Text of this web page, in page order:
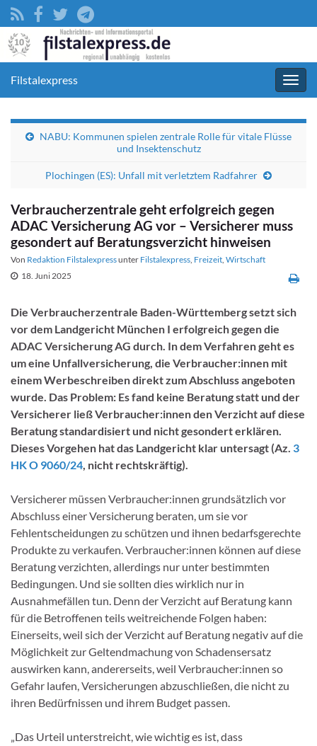
Filstalexpress
NABU: Kommunen spielen zentrale Rolle für vitale Flüsse
und Insektenschutz
Plochingen (ES): Unfall mit verletztem Radfahrer
Verbraucherzentrale geht erfolgreich gegen
ADAC Versicherung AG vor – Versicherer muss
gesondert auf Beratungsverzicht hinweisen
Von Redaktion Filstalexpressunter Filstalexpress, Freizeit, Wirtschaft
18. Juni 2025
Die Verbraucherzentrale Baden-Württemberg setzt sich
vor dem Landgericht München I erfolgreich gegen die
ADAC Versicherung AG durch. In dem Verfahren geht es
um eine Unfallversicherung, die Verbraucher:innen mit
einem Werbeschreiben direkt zum Abschluss angeboten
wurde. Das Problem: Es fand keine Beratung statt und der
Versicherer ließ Verbraucher:innen den Verzicht auf diese
Beratung standardisiert und nicht gesondert erklären.
Dieses Vorgehen hat das Landgericht klar untersagt (Az. 3
HK O 9060/24, nicht rechtskräftig).
Versicherer müssen Verbraucher:innen grundsätzlich vor
Abschluss einer Versicherung beraten, um sie vor
Fehlentscheidungen zu schützen und ihnen bedarfsgerechte
Produkte zu verkaufen. Verbraucher:innen können auf diese
Beratung verzichten, allerdings nur unter bestimmten
Bedingungen. Und sie sollten dies wirklich nur in
Ausnahmefällen tun. Denn der Verzicht auf Beratung kann
für die Betroffenen teils weitreichende Folgen haben:
Einerseits, weil sich der Verzicht auf Beratung negativ auf die
Möglichkeit zur Geltendmachung von Schadensersatz
auswirken kann, andererseits, weil Verbraucher:innen so
Gefahr laufen, Versicherungen abzuschließen, die nicht zu
ihren Bedürfnissen und ihrem Budget passen.
„Das Urteil unterstreicht, wie wichtig es ist, dass